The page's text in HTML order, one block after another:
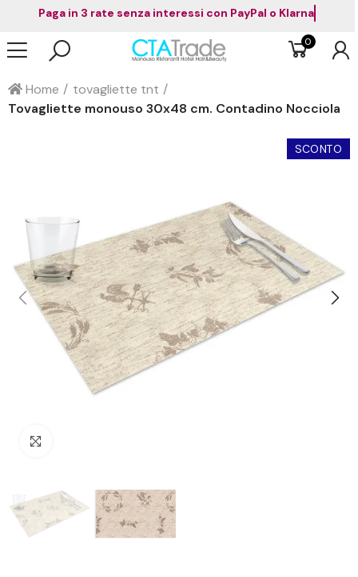
Paga in 3 rate senza interessi con PayPal o Klarna
0
Home
tovagliette tnt
Tovagliette monouso 30x48 cm. Contadino Nocciola
SCONTO